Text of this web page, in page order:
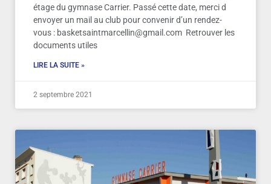
étage du gymnase Carrier. Passé cette date, merci d
envoyer un mail au club pour convenir d’un rendez-
vous : basketsaintmarcellin@gmail.com Retrouver les
documents utiles
LIRE LA SUITE »
2 septembre 2021